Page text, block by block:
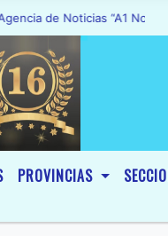
“A1 Noticias”, fue
PROVINCIAS